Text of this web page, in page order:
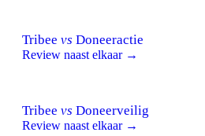
Tribee vs Doneeractie
Review naast elkaar →
Tribee vs Doneerveilig
Review naast elkaar →